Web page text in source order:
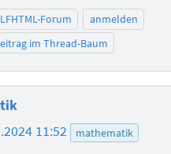
Forum
anmelden
im Thread-Baum
11:52 mathematik